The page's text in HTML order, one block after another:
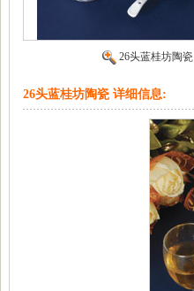
26头蓝桂坊陶瓷
26头蓝桂坊陶瓷 详细信息: